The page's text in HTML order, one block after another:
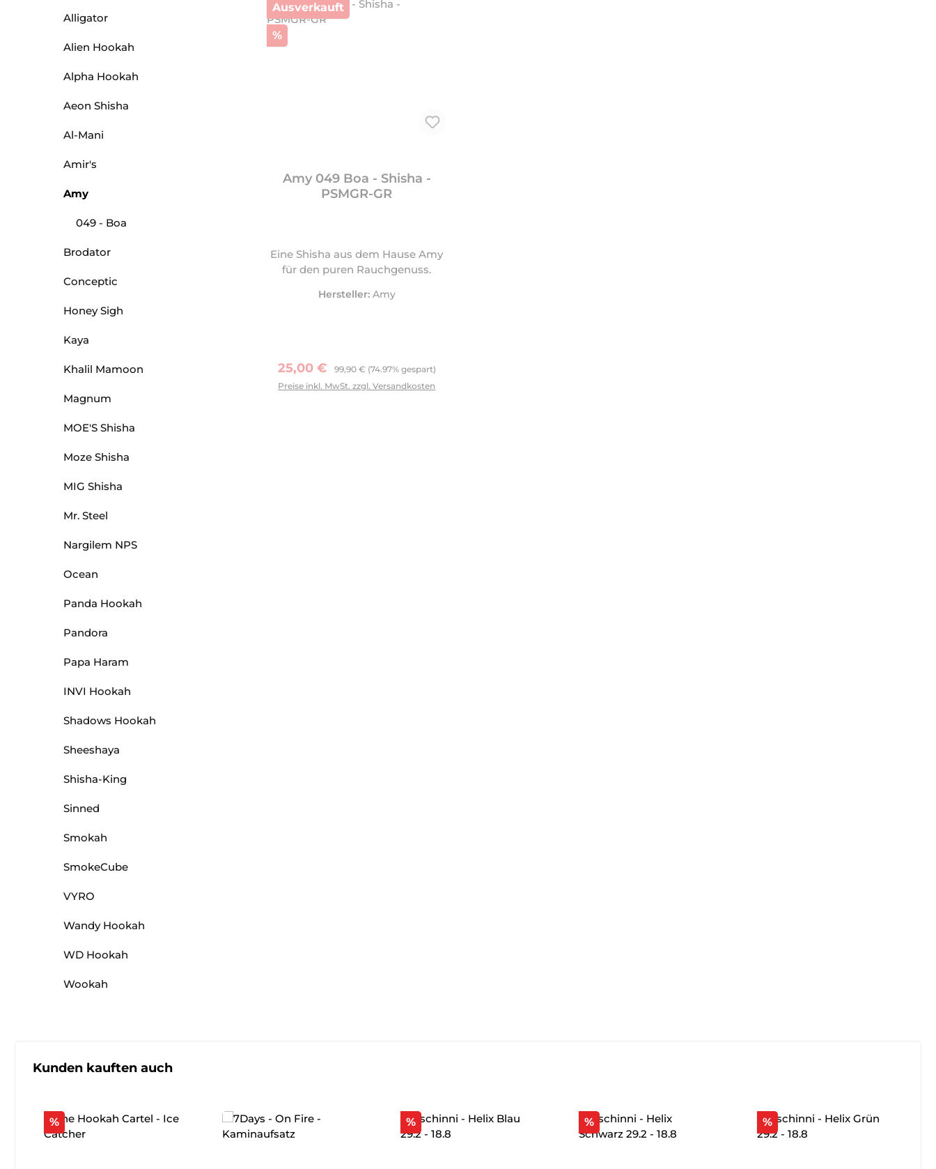
Alligator
Alien Hookah
Alpha Hookah
Aeon Shisha
Al-Mani
Amir's
Amy
049 - Boa
Brodator
Conceptic
Honey Sigh
Kaya
Khalil Mamoon
Magnum
MOE'S Shisha
Moze Shisha
MIG Shisha
Mr. Steel
Nargilem NPS
Ocean
Panda Hookah
Pandora
Papa Haram
INVI Hookah
Shadows Hookah
Sheeshaya
Shisha-King
Sinned
Smokah
SmokeCube
VYRO
Wandy Hookah
WD Hookah
Wookah
Ausverkauft
%Rabatt
Amy 049 Boa - Shisha -
PSMGR-GR
Eine Shisha aus dem Hause Amy
für den puren Rauchgenuss.
Hersteller: Amy
Verkaufspreis:
25,00 € Regulärer Preis:
99,90 € (74.97% gespart)
Preise inkl. MwSt. zzgl. Versandkosten
Produktgalerie überspringen
Kunden kauften auch
%Rabatt %Rabatt %Rabatt %Rabatt